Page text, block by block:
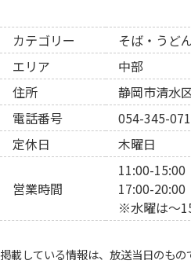
カテゴリー
そば・うど
エリア
中部
住所
静岡市清水
電話番号
054-345-
定休日
木曜日
営業時間
11:00-15:00
17:00-20:00
※水曜は～
掲載している情報は、放送当日のもの